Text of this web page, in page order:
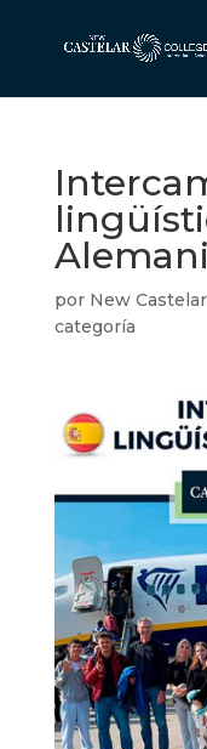
por New
categoría